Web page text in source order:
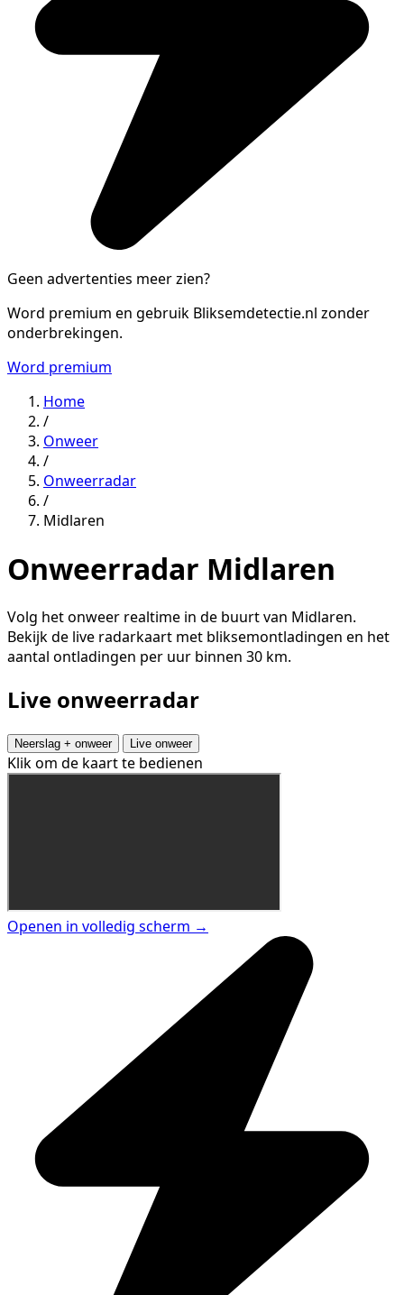
Geen advertenties meer zien?
Word premium en gebruik Bliksemdetectie.nl zonder
onderbrekingen.
Word premium
Home
/
Onweer
/
Onweerradar
/
Midlaren
Onweerradar Midlaren
Volg het onweer realtime in de buurt van Midlaren.
Bekijk de live radarkaart met bliksemontladingen en het
aantal ontladingen per uur binnen 30 km.
Live onweerradar
Neerslag + onweer Live onweer
Klik om de kaart te bedienen
Openen in volledig scherm →